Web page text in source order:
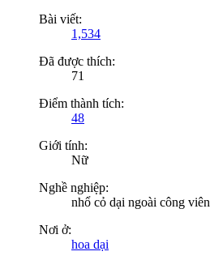
Bài viết:
1,534
Đã được thích:
71
Điểm thành tích:
48
Giới tính:
Nữ
Nghề nghiệp:
nhổ cỏ dại ngoài công viên
Nơi ở:
hoa dại